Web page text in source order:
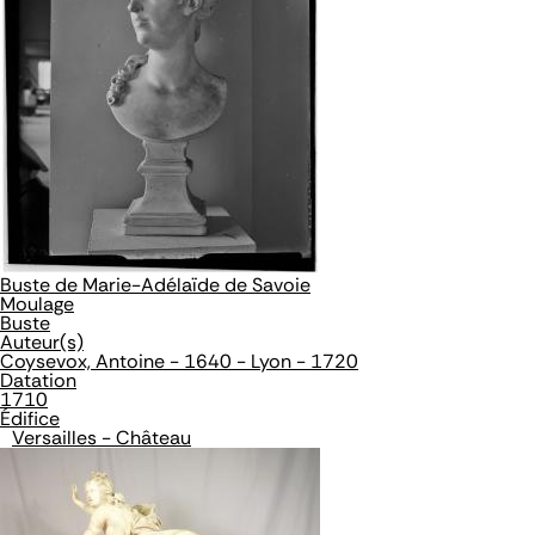
Buste de Marie-Adélaïde de Savoie
Moulage
Buste
Auteur(s)
Coysevox, Antoine - 1640 - Lyon - 1720
Datation
1710
Édifice
Versailles - Château